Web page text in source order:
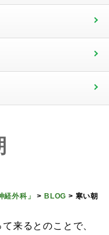
外科」 > BLOG > 寒い朝
来るとのことで、